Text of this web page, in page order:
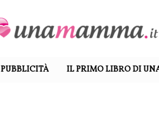
PUBBLICITÀ IL PRIMO LIBRO DI